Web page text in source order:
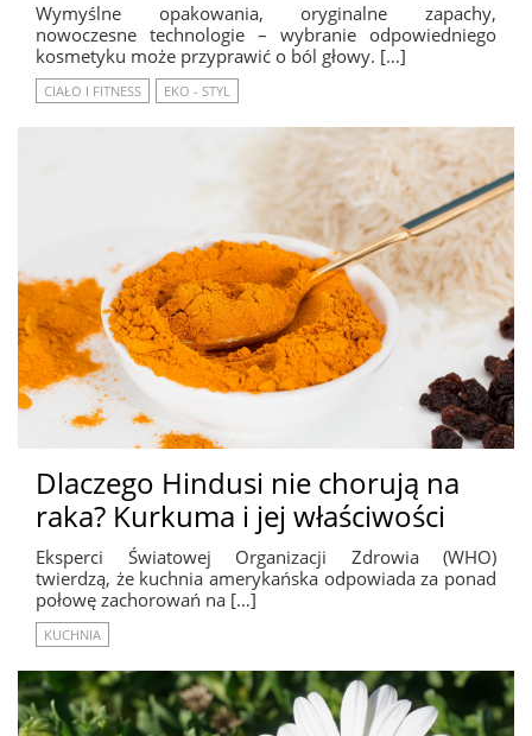
Wymyślne opakowania, oryginalne zapachy,
nowoczesne technologie – wybranie odpowiedniego
kosmetyku może przyprawić o ból głowy. […]
CIAŁO I FITNESS EKO - STYL
Dlaczego Hindusi nie chorują na
raka? Kurkuma i jej właściwości
Eksperci Światowej Organizacji Zdrowia (WHO)
twierdzą, że kuchnia amerykańska odpowiada za ponad
połowę zachorowań na […]
KUCHNIA